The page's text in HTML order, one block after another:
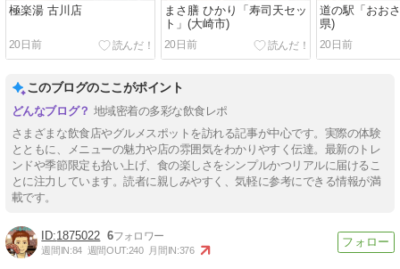
極楽湯 古川店
20日前
まさ膳 ひかり「寿司天セッ
ト」(大崎市)
20日前
道の駅「おお
県)
20日前
このブログのここがポイント
地域密着の多彩な飲食レポ
さまざまな飲食店やグルメスポットを訪れる記事が中心です。実際の体験
とともに、メニューの魅力や店の雰囲気をわかりやすく伝達。最新のトレ
ンドや季節限定も拾い上げ、食の楽しさをシンプルかつリアルに届けるこ
とに注力しています。読者に親しみやすく、気軽に参考にできる情報が満
載です。
1875022 6
週間IN:84 週間OUT:240 月間IN:376